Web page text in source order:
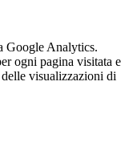
Google Analytics.
ogni pagina visitata e
visualizzazioni di